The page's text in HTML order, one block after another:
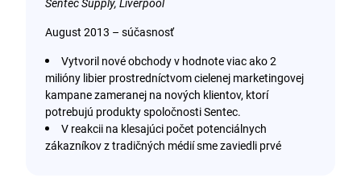
August 2013 – súčasnosť
Vytvoril nové obchody v hodnote viac ako 2
milióny libier prostredníctvom cielenej marketingovej
kampane zameranej na nových klientov, ktorí
potrebujú produkty spoločnosti Sentec.
V reakcii na klesajúci počet potenciálnych
zákazníkov z tradičných médií sme zaviedli prvé